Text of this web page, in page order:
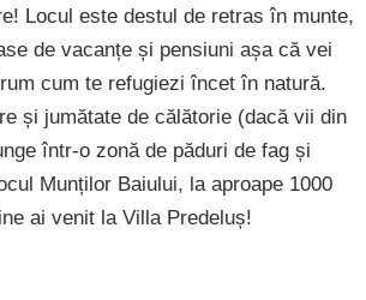
Locul este destul de retras în munte,
de vacanțe și pensiuni așa că vei
cum te refugiezi încet în natură.
și jumătate de călătorie (dacă vii din
într-o zonă de păduri de fag și
Munților Baiului, la aproape 1000
ai venit la Villa Predeluș!